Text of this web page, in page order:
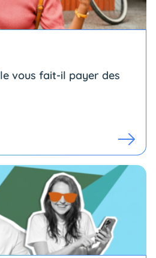
vous fait-il payer des